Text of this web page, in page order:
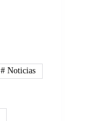
# Noticias